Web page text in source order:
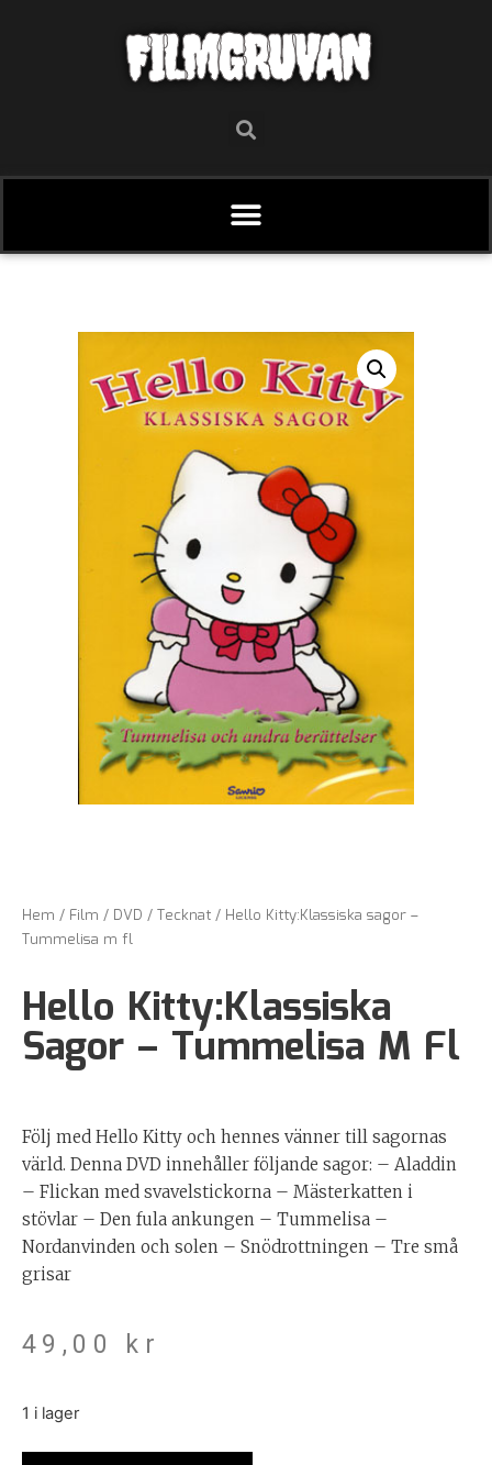
FILMGRUVAN
Hem / Film / DVD /Tecknat/ Hello Kitty:Klassiska sagor –
Tummelisa m fl
Hello Kitty:Klassiska
Sagor – Tummelisa M Fl
Följ med Hello Kitty och hennes vänner till sagornas
värld. Denna DVD innehåller följande sagor: – Aladdin
– Flickan med svavelstickorna – Mästerkatten i
stövlar – Den fula ankungen – Tummelisa –
Nordanvinden och solen – Snödrottningen – Tre små
grisar
49,00 kr
1 i lager